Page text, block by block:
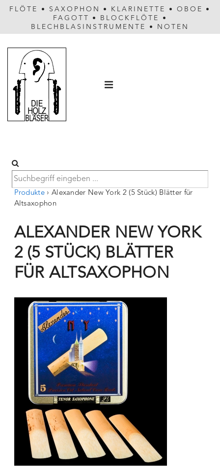
FLÖTE • SAXOPHON • KLARINETTE • OBOE
•
FAGOTT
• BLOCKFLÖTE
•
BLECHBLASINSTRUMENTE
• NOTEN
Produkte › Alexander New York 2 (5 Stück) Blätter für
Altsaxophon
ALEXANDER NEW YORK
2 (5 STÜCK) BLÄTTER
FÜR ALTSAXOPHON